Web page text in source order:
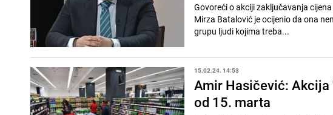
Govoreći o akciji zaključavanja
Mirza Batalović je ocijenio da ona
grupu ljudi kojima treba...
15.02.24. 14:53
Amir Hasičević:
od 15. marta